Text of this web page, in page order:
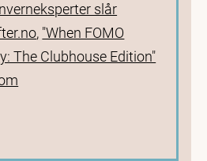
slår
, "When FOMO
The Clubhouse Edition"